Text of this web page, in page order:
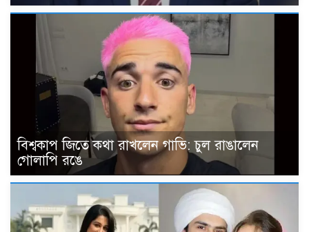
বিশ্বকাপ জিতে কথা রাখলেন গাভি: চুল রাঙালেন
গোলাপি রঙে